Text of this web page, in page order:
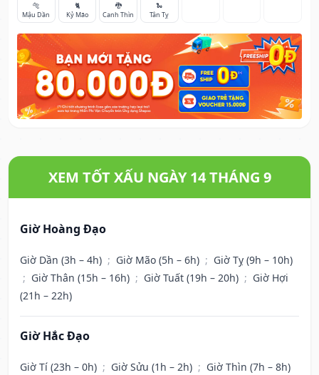
🐅
Mậu Dần
🐈
Kỷ Mão
🐉
Canh Thìn
🐍
Tân Tỵ
XEM TỐT XẤU NGÀY 14 THÁNG 9
Giờ Hoàng Đạo
Giờ Dần (3h – 4h) ; Giờ Mão (5h – 6h) ; Giờ Tỵ (9h – 10h)
; Giờ Thân (15h – 16h) ; Giờ Tuất (19h – 20h) ; Giờ Hợi
(21h – 22h)
Giờ Hắc Đạo
Giờ Tí (23h – 0h) ; Giờ Sửu (1h – 2h) ; Giờ Thìn (7h – 8h)